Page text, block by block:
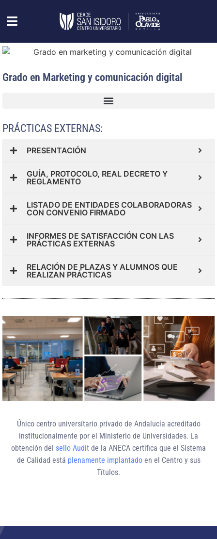
Grado en Marketing y comunicación digital
PRÁCTICAS EXTERNAS:
PRESENTACIÓN
GUÍA, PROTOCOLO, REAL DECRETO Y
REGLAMENTO
LISTADO DE ENTIDADES COLABORADORAS
CON CONVENIO FIRMADO
INFORMES DE SATISFACCIÓN CON LAS
PRÁCTICAS EXTERNAS
RELACIÓN DE PLAZAS Y ALUMNOS QUE
REALIZAN PRÁCTICAS
Único centro universitario privado de Andalucía acreditado
institucionalmente por el Ministerio de Universidades. La
obtención del sello Audit de la ANECA certifica que el Sistema
de Calidad está plenamente implantadoen el Centro y sus
Títulos.